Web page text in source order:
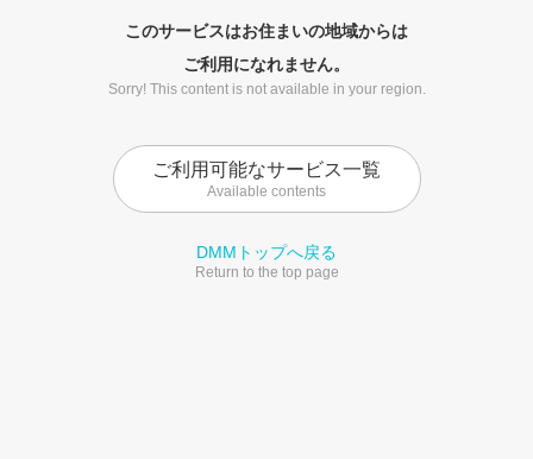
このサービスはお住まいの地域からは
ご利用になれません。
Sorry! This content is not available in your region.
ご利用可能なサービス一覧
Available contents
DMMトップへ戻る
Return to the top page